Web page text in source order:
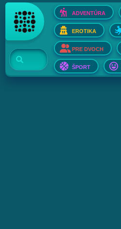
ADVENTÚRA
EROTIKA
PRE DVOCH
ŠPORT